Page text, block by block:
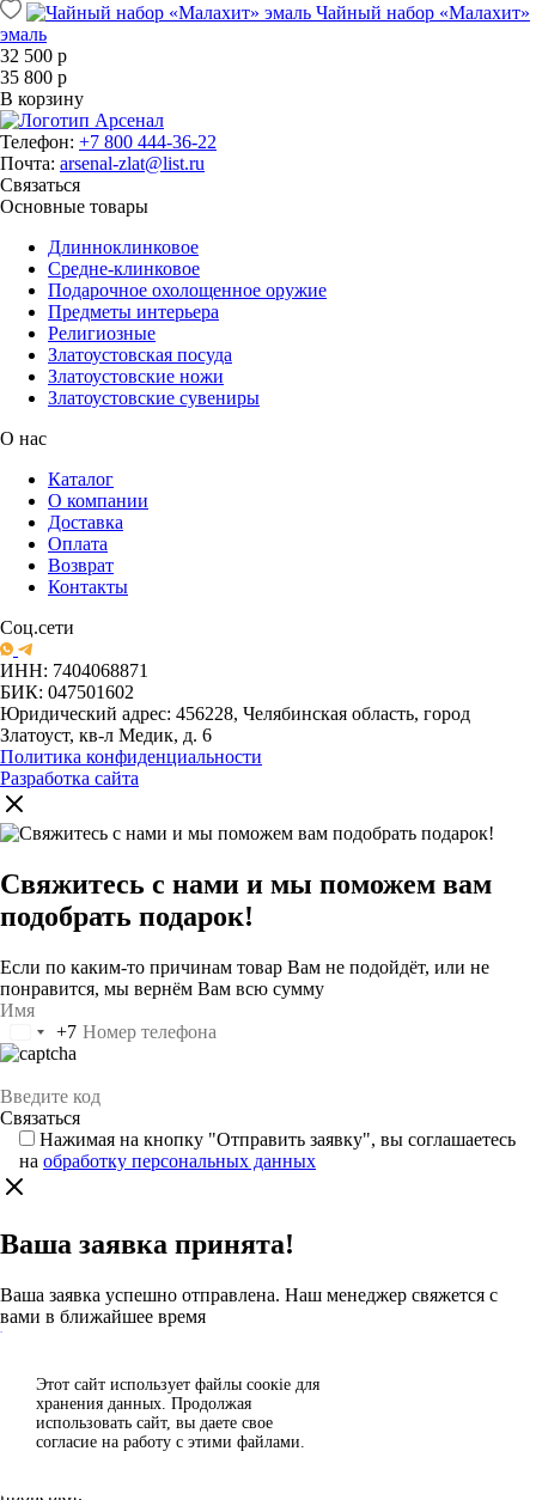
Чайный набор «Малахит»
эмаль
32 500 р
35 800 р
В корзину
Телефон: +7 800 444-36-22
Почта: arsenal-zlat@list.ru
Связаться
Основные товары
Длинноклинковое
Средне-клинковое
Подарочное охолощенное оружие
Предметы интерьера
Религиозные
Златоустовская посуда
Златоустовские ножи
Златоустовские сувениры
О нас
Каталог
О компании
Доставка
Оплата
Возврат
Контакты
Соц.сети
ИНН: 7404068871
БИК: 047501602
Юридический адрес: 456228, Челябинская область, город
Златоуст, кв-л Медик, д. 6
Политика конфиденциальности
Разработка сайта
Свяжитесь с нами и мы поможем вам
подобрать подарок!
Если по каким-то причинам товар Вам не подойдёт, или не
понравится, мы вернём Вам всю сумму
Россия
+7
+7
Нажимая на кнопку "Отправить заявку", вы соглашаетесь
на обработку персональных данных
Ваша заявка принята!
Ваша заявка успешно отправлена. Наш менеджер свяжется с
вами в ближайшее время
Каталог
Спасибо за отзыв!
проверки.
Этот сайт использует файлы сoокіе для
хранения данных. Продолжая
использовать сайт, вы даете свое
согласие на работу с этими файлами.